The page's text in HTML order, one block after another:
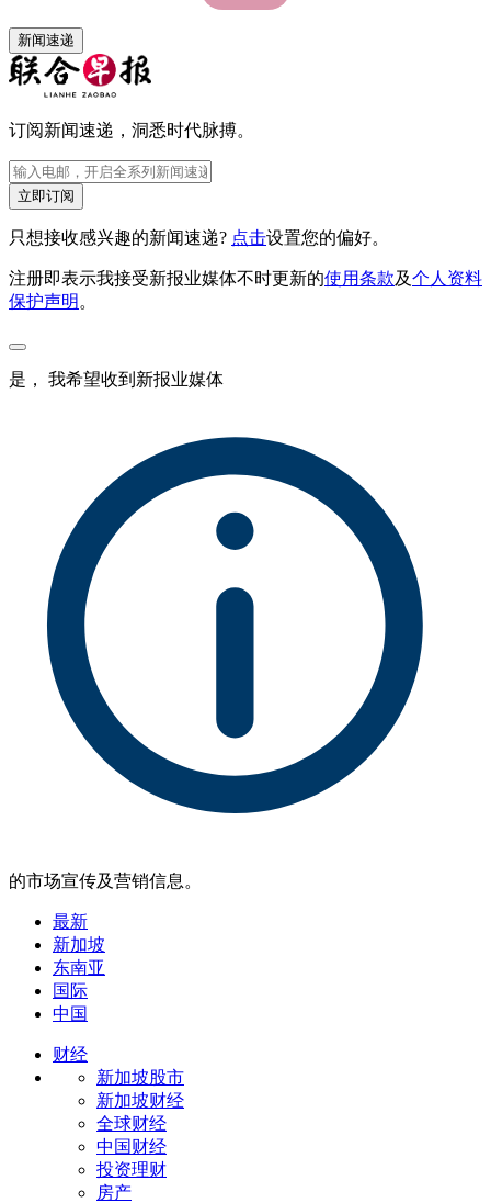
新闻速递
订阅新闻速递，洞悉时代脉搏。
立即订阅
只想接收感兴趣的新闻速递? 点击设置您的偏好。
注册即表示我接受新报业媒体不时更新的使用条款及个人资料
保护声明 。
是， 我希望收到新报业媒体
的市场宣传及营销信息。
最新
新加坡
东南亚
国际
中国
财经
新加坡股市
新加坡财经
全球财经
中国财经
投资理财
房产